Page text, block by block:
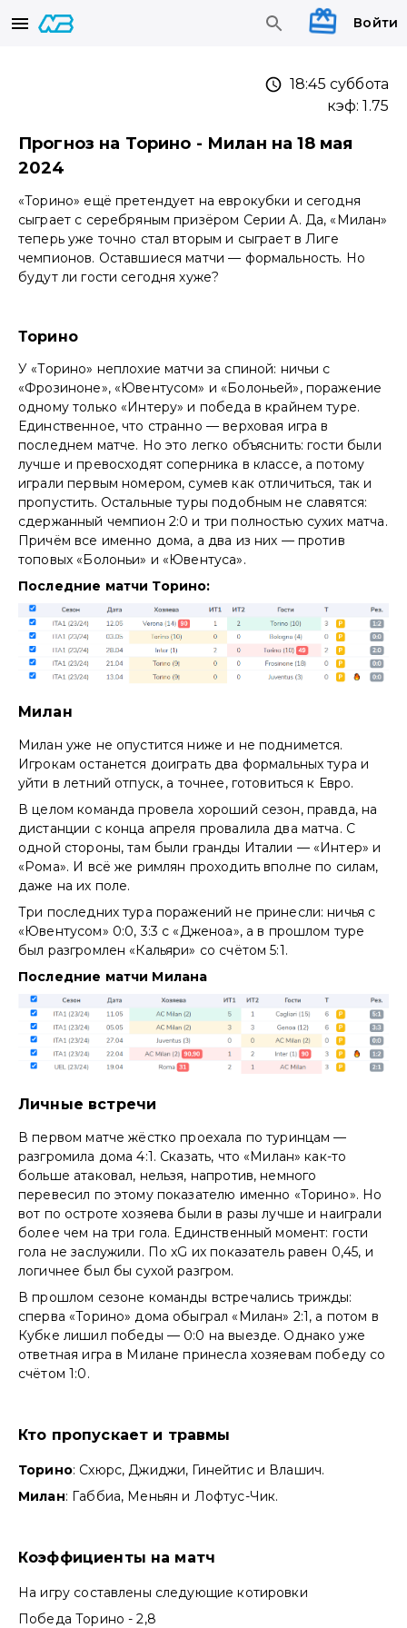
Войти
18:45 суббота
кэф:1.75
Прогноз на Торино - Милан на 18 мая
2024
«Торино» ещё претендует на еврокубки и сегодня
сыграет с серебряным призёром Серии А. Да, «Милан»
теперь уже точно стал вторым и сыграет в Лиге
чемпионов. Оставшиеся матчи — формальность. Но
будут ли гости сегодня хуже?
Торино
У «Торино» неплохие матчи за спиной: ничьи с
«Фрозиноне», «Ювентусом» и «Болоньей», поражение
одному только «Интеру» и победа в крайнем туре.
Единственное, что странно — верховая игра в
последнем матче. Но это легко объяснить: гости были
лучше и превосходят соперника в классе, а потому
играли первым номером, сумев как отличиться, так и
пропустить. Остальные туры подобным не славятся:
сдержанный чемпион 2:0 и три полностью сухих матча.
Причём все именно дома, а два из них — против
топовых «Болоньи» и «Ювентуса».
Последние матчи Торино:
Милан
Милан уже не опустится ниже и не поднимется.
Игрокам останется доиграть два формальных тура и
уйти в летний отпуск, а точнее, готовиться к Евро.
В целом команда провела хороший сезон, правда, на
дистанции с конца апреля провалила два матча. С
одной стороны, там были гранды Италии — «Интер» и
«Рома». И всё же римлян проходить вполне по силам,
даже на их поле.
Три последних тура поражений не принесли: ничья с
«Ювентусом» 0:0, 3:3 с «Дженоа», а в прошлом туре
был разгромлен «Кальяри» со счётом 5:1.
Последние матчи Милана
Личные встречи
В первом матче жёстко проехала по туринцам —
разгромила дома 4:1. Сказать, что «Милан» как-то
больше атаковал, нельзя, напротив, немного
перевесил по этому показателю именно «Торино». Но
вот по остроте хозяева были в разы лучше и наиграли
более чем на три гола. Единственный момент: гости
гола не заслужили. По xG их показатель равен 0,45, и
логичнее был бы сухой разгром.
В прошлом сезоне команды встречались трижды:
сперва «Торино» дома обыграл «Милан» 2:1, а потом в
Кубке лишил победы — 0:0 на выезде. Однако уже
ответная игра в Милане принесла хозяевам победу со
счётом 1:0.
Кто пропускает и травмы
Торино: Схюрс, Джиджи, Гинейтис и Влашич.
Милан: Габбиа, Меньян и Лофтус-Чик.
Коэффициенты на матч
На игру составлены следующие котировки
Победа Торино - 2,8